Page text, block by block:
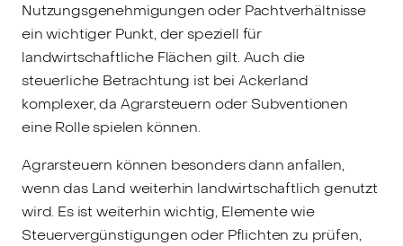
Nutzungsgenehmigungen oder Pachtverhältnisse
ein wichtiger Punkt, der speziell für
landwirtschaftliche Flächen gilt. Auch die
steuerliche Betrachtung ist bei Ackerland
komplexer, da Agrarsteuern oder Subventionen
eine Rolle spielen können.
Agrarsteuern können besonders dann anfallen,
wenn das Land weiterhin landwirtschaftlich genutzt
wird. Es ist weiterhin wichtig, Elemente wie
Steuervergünstigungen oder Pflichten zu prüfen,